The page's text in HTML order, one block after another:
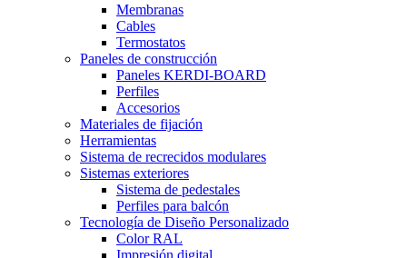
Membranas
Cables
Termostatos
Paneles de construcción
Paneles KERDI-BOARD
Perfiles
Accesorios
Materiales de fijación
Herramientas
Sistema de recrecidos modulares
Sistemas exteriores
Sistema de pedestales
Perfiles para balcón
Tecnología de Diseño Personalizado
Color RAL
Impresión digital